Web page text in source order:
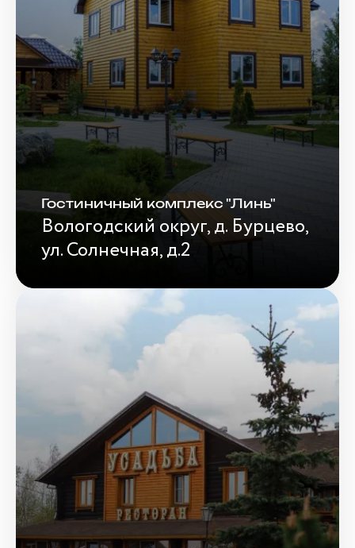
Гостиничный комплекс "Линь"
Вологодский округ, д. Бурцево,
ул. Солнечная, д.2